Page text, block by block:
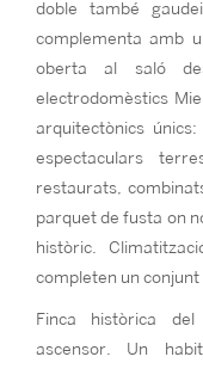
doble també
complementa amb
oberta al saló
electrodomèstics
arquitectònics
espectaculars
restaurats,
parquet de fusta on
històric.
completen un conjunt
Finca històrica
ascensor. Un